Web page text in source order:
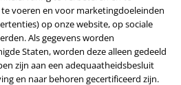
voeren en voor marketingdoeleinden
op onze website, op sociale
Als gegevens worden
Staten, worden deze alleen gedeeld
zijn aan een adequaatheidsbesluit
en naar behoren gecertificeerd zijn.